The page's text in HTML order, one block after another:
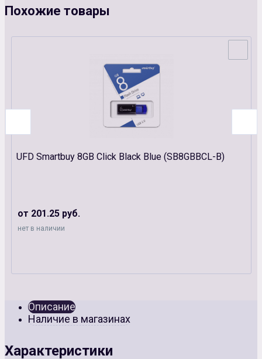
Похожие товары
UFD Smartbuy 8GB Click Black Blue (SB8GBBCL-B)
от 201.25 руб.
нет в наличии
Описание
Наличие в магазинах
Характеристики